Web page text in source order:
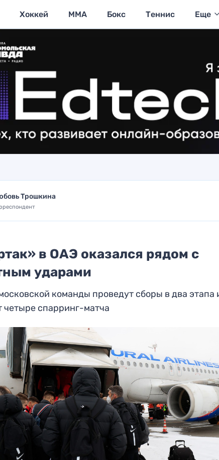
Хоккей MMA Бокс Теннис Еще
Трошкина
в ОАЭ оказался рядом с
ударами
команды проведут сборы в два этапа
четыре спарринг-матча